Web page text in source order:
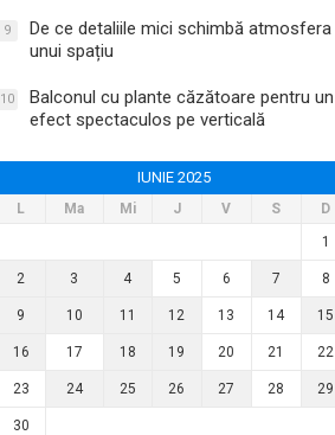
9
De ce detaliile mici schimbă atmosfera
unui spațiu
10
Balconul cu plante căzătoare pentru un
efect spectaculos pe verticală
IUNIE 2025
L Ma Mi J V S
D
1
2 3 4 5 6 7 8
9 10 11 12 13 14 15
16 17 18 19 20 21 22
23 24 25 26 27 28 29
30